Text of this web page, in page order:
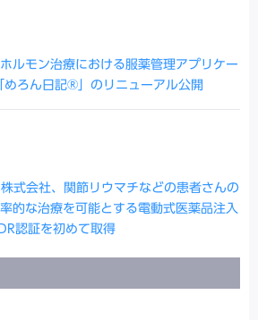
ルモン治療における服薬管理アプリケー
めろん日記®」のリニューアル公開
式会社、関節リウマチなどの患者さんの
的な治療を可能とする電動式医薬品注入
認証を初めて取得